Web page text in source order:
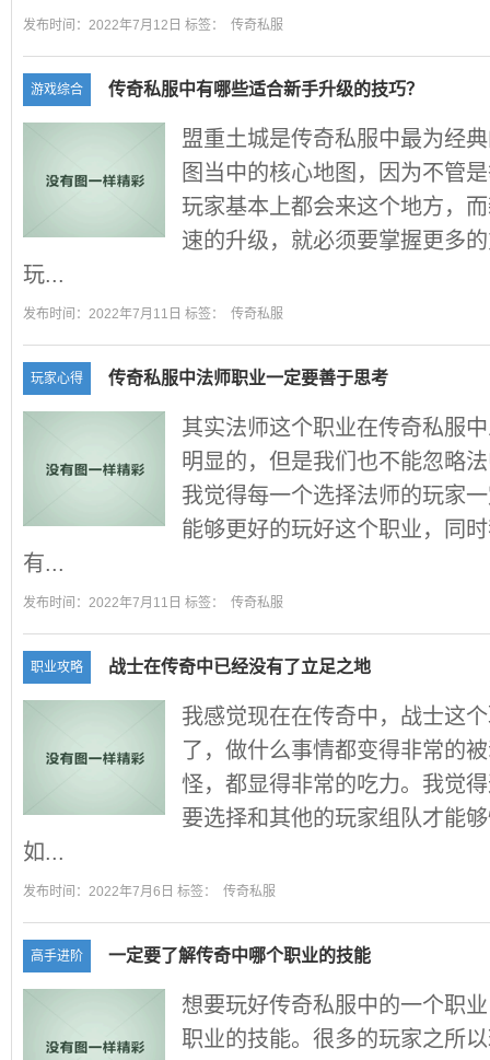
发布时间：2022年7月12日 标签： 传奇私服
游戏综合 传奇私服中有哪些适合新手升级的技巧？
盟重土城是传奇私服中最为经
图当中的核心地图，因为不管
玩家基本上都会来这个地方，
速的升级，就必须要掌握更多
玩...
发布时间：2022年7月11日 标签： 传奇私服
玩家心得 传奇私服中法师职业一定要善于思考
其实法师这个职业在传奇私服
明显的，但是我们也不能忽略
我觉得每一个选择法师的玩家
能够更好的玩好这个职业，同
有...
发布时间：2022年7月11日 标签： 传奇私服
职业攻略 战士在传奇中已经没有了立足之地
我感觉现在在传奇中，战士这
了，做什么事情都变得非常的
怪，都显得非常的吃力。我觉
要选择和其他的玩家组队才能
如...
发布时间：2022年7月6日 标签： 传奇私服
高手进阶 一定要了解传奇中哪个职业的技能
想要玩好传奇私服中的一个职
职业的技能。很多的玩家之所